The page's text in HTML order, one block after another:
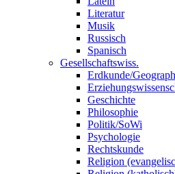
Literatur
Musik
Russisch
Spanisch
Gesellschaftswiss.
Erdkunde/
Geschichte
Philosophie
Politik/SoWi
Psychologie
Rechtskunde
Religion